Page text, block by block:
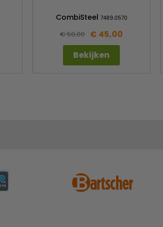
CombiSteel 7489.0570
€ 50,00 € 45,00
Bekijken